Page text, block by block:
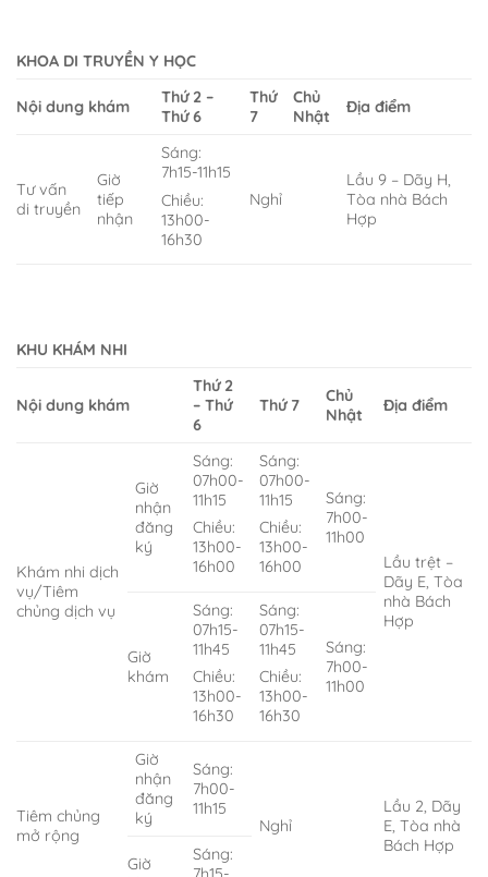
KHOA DI TRUYỀN Y HỌC
Nội dung khám
Thứ 2 –
Thứ 6
Thứ
7
Chủ
Nhật
Địa điểm
Tư vấn
di truyền
Giờ
tiếp
nhận
Sáng:
7h15-11h15
Chiều:
13h00-
16h30
Nghỉ
Lầu 9 – Dãy H,
Tòa nhà Bách
Hợp
KHU KHÁM NHI
Nội dung khám
Thứ 2
– Thứ
6
Thứ 7
Chủ
Nhật
Địa điểm
Khám nhi dịch
vụ/Tiêm
chủng dịch vụ
Giờ
nhận
đăng
ký
Sáng:
07h00-
11h15
Chiều:
13h00-
16h00
Sáng:
07h00-
11h15
Chiều:
13h00-
16h00
Sáng:
7h00-
11h00
Lầu trệt –
Dãy E, Tòa
nhà Bách
Hợp
Giờ
khám
Sáng:
07h15-
11h45
Chiều:
13h00-
16h30
Sáng:
07h15-
11h45
Chiều:
13h00-
16h30
Sáng:
7h00-
11h00
Tiêm chủng
mở rộng
Giờ
nhận
đăng
ký
Sáng:
7h00-
11h15
Nghỉ
Lầu 2, Dãy
E, Tòa nhà
Bách Hợp
Giờ
Sáng: